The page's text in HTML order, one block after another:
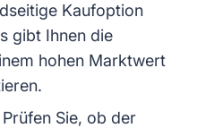
Kaufoption
gibt Ihnen die
hohen Marktwert
Prüfen Sie, ob der